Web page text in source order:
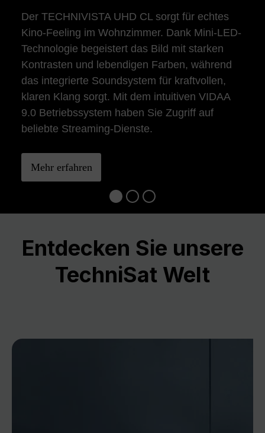
Der TECHNIVISTA UHD CL sorgt für echtes
Kino-Feeling im Wohnzimmer. Dank Mini-LED-
Technologie begeistert das Bild mit starken
Kontrasten und lebendigen Farben, während
das integrierte Soundsystem für kraftvollen,
klaren Klang sorgt. Mit dem intuitiven VIDAA
9.0 Betriebssystem haben Sie Zugriff auf
beliebte Streaming-Dienste.
Mehr erfahren
Entdecken Sie unsere
TechniSat Welt